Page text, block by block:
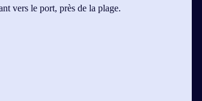
vers le port, près de la plage.